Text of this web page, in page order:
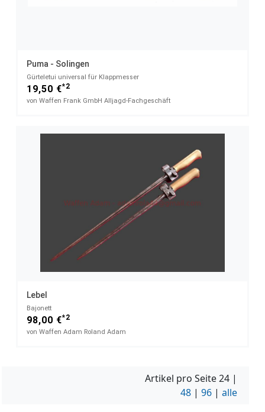
Puma - Solingen
Gürteletui universal für Klappmesser
19,50 €*2
von Waffen Frank GmbH Alljagd-Fachgeschäft
Lebel
Bajonett
98,00 €*2
von Waffen Adam Roland Adam
Artikel pro Seite24 |
48 | 96 | alle